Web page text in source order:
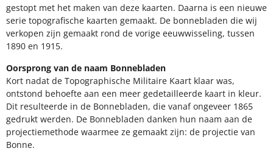
gestopt met het maken van deze kaarten. Daarna is een nieuwe
serie topografische kaarten gemaakt. De bonnebladen die wij
verkopen zijn gemaakt rond de vorige eeuwwisseling, tussen
1890 en 1915.
Oorsprong van de naam Bonnebladen
Kort nadat de Topographische Militaire Kaart klaar was,
ontstond behoefte aan een meer gedetailleerde kaart in kleur.
Dit resulteerde in de Bonnebladen, die vanaf ongeveer 1865
gedrukt werden. De Bonnebladen danken hun naam aan de
projectiemethode waarmee ze gemaakt zijn: de projectie van
Bonne.